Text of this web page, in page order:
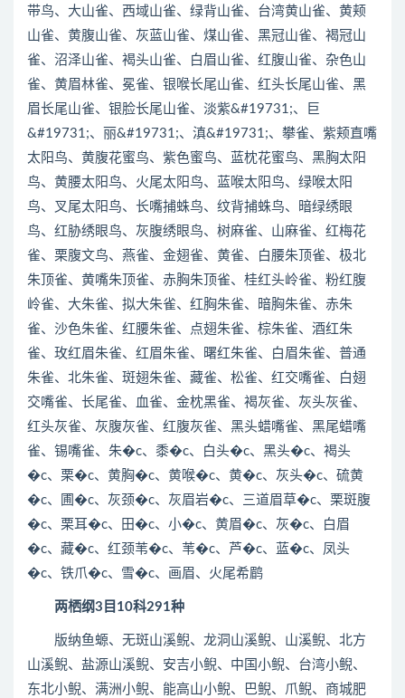
带鸟、大山雀、西域山雀、绿背山雀、台湾黄山雀、黄颊
山雀、黄腹山雀、灰蓝山雀、煤山雀、黑冠山雀、褐冠山
雀、沼泽山雀、褐头山雀、白眉山雀、红腹山雀、杂色山
雀、黄眉林雀、冕雀、银喉长尾山雀、红头长尾山雀、黑
眉长尾山雀、银脸长尾山雀、淡紫&#19731;、巨
&#19731;、丽&#19731;、滇&#19731;、攀雀、紫颊直嘴
太阳鸟、黄腹花蜜鸟、紫色蜜鸟、蓝枕花蜜鸟、黑胸太阳
鸟、黄腰太阳鸟、火尾太阳鸟、蓝喉太阳鸟、绿喉太阳
鸟、叉尾太阳鸟、长嘴捕蛛鸟、纹背捕蛛鸟、暗绿绣眼
鸟、红胁绣眼鸟、灰腹绣眼鸟、树麻雀、山麻雀、红梅花
雀、栗腹文鸟、燕雀、金翅雀、黄雀、白腰朱顶雀、极北
朱顶雀、黄嘴朱顶雀、赤胸朱顶雀、桂红头岭雀、粉红腹
岭雀、大朱雀、拟大朱雀、红胸朱雀、暗胸朱雀、赤朱
雀、沙色朱雀、红腰朱雀、点翅朱雀、棕朱雀、酒红朱
雀、玫红眉朱雀、红眉朱雀、曙红朱雀、白眉朱雀、普通
朱雀、北朱雀、斑翅朱雀、藏雀、松雀、红交嘴雀、白翅
交嘴雀、长尾雀、血雀、金枕黑雀、褐灰雀、灰头灰雀、
红头灰雀、灰腹灰雀、红腹灰雀、黑头蜡嘴雀、黑尾蜡嘴
雀、锡嘴雀、朱�c、黍�c、白头�c、黑头�c、褐头
�c、栗�c、黄胸�c、黄喉�c、黄�c、灰头�c、硫黄
�c、圃�c、灰颈�c、灰眉岩�c、三道眉草�c、栗斑腹
�c、栗耳�c、田�c、小�c、黄眉�c、灰�c、白眉
�c、藏�c、红颈苇�c、苇�c、芦�c、蓝�c、凤头
�c、铁爪�c、雪�c、画眉、火尾希鹛
两栖纲3目10科291种
版纳鱼螈、无斑山溪鲵、龙洞山溪鲵、山溪鲵、北方
山溪鲵、盐源山溪鲵、安吉小鲵、中国小鲵、台湾小鲵、
东北小鲵、满洲小鲵、能高山小鲵、巴鲵、爪鲵、商城肥